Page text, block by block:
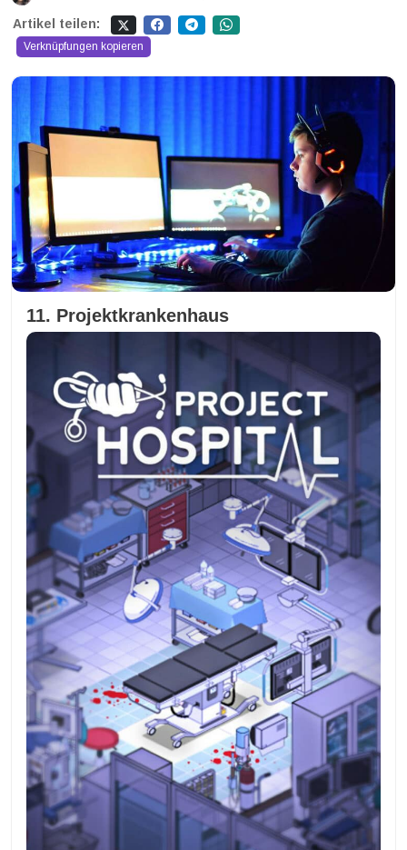
Artikel teilen:
Verknüpfungen kopieren
11. Projektkrankenhaus